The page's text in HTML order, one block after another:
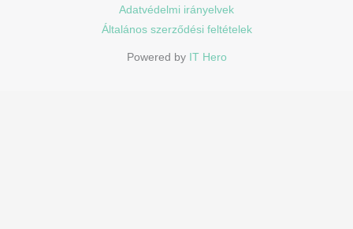
Adatvédelmi irányelvek
Általános szerződési feltételek
Powered by IT Hero